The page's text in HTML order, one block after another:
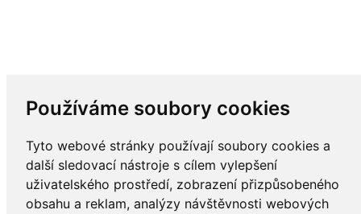
Používáme soubory cookies
Tyto webové stránky používají soubory cookies a
další sledovací nástroje s cílem vylepšení
uživatelského prostředí, zobrazení přizpůsobeného
obsahu a reklam, analýzy návštěvnosti webových